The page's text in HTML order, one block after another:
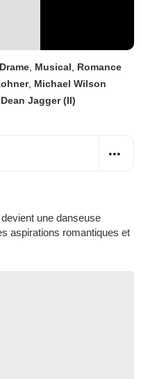
Drame Musical
Romance
, Michael Wilson
Dean Jagger (II)
une danseuse
aspirations romantiques et